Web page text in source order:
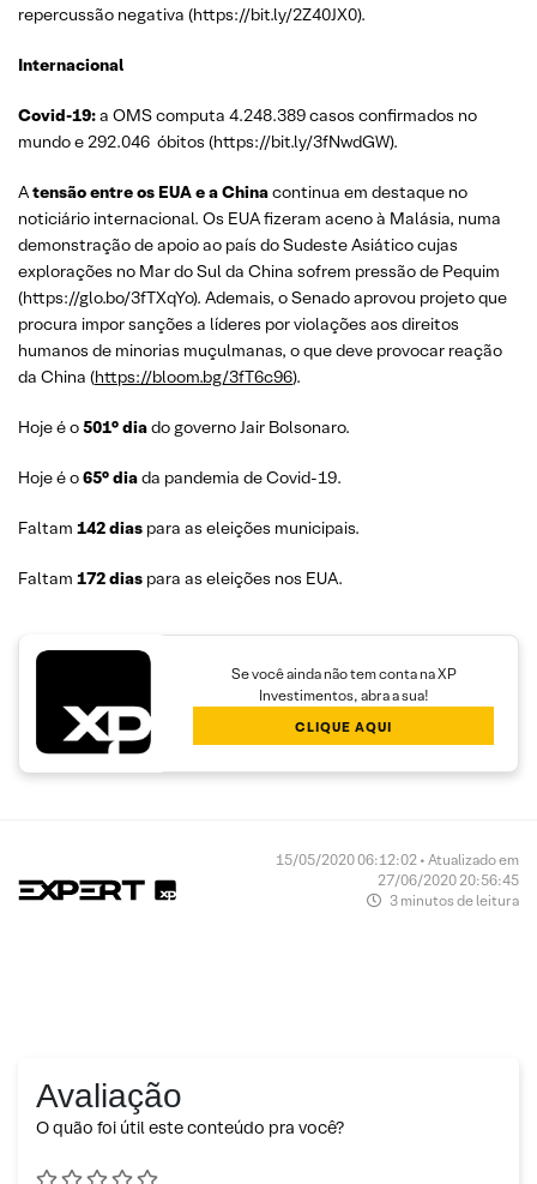
repercussão negativa (https://bit.ly/2Z40JX0).
Internacional
Covid-19:a OMS computa 4.248.389 casos confirmados no
mundo e 292.046 óbitos (https://bit.ly/3fNwdGW).
Atensão entre os EUA e a Chinacontinua em destaque no
noticiário internacional. Os EUA fizeram aceno à Malásia, numa
demonstração de apoio ao país do Sudeste Asiático cujas
explorações no Mar do Sul da China sofrem pressão de Pequim
(https://glo.bo/3fTXqYo). Ademais, o Senado aprovou projeto que
procura impor sanções a líderes por violações aos direitos
humanos de minorias muçulmanas, o que deve provocar reação
da China (https://bloom.bg/3fT6c96).
Hoje é o501° diado governo Jair Bolsonaro.
Hoje é o65° diada pandemia de Covid-19.
Faltam 142 dias para as eleições municipais.
Faltam 172 dias para as eleições nos EUA.
Se você ainda não tem conta na XP
Investimentos, abra a sua!
CLIQUE AQUI
15/05/2020 06:12:02 • Atualizado em
27/06/2020 20:56:45
3 minutos de leitura
Avaliação
O quão foi útil este conteúdo pra você?